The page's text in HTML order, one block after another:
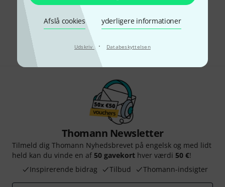
Afslå cookies yderligere informationer
Udskriv · Databeskyttelsen
Kan du lide det du ser?
Thomann Newsletter
Tilmeld dig Thomann Nyhedsbrevet på engelsk og med lidt
held kan du vinde en af 50 gavekort hver værdi 50 €!
Inspirerende bidrag
Tilbud Thomann-indsigter